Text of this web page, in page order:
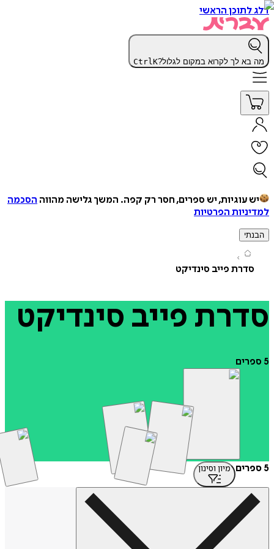
הראשי
לך לקרוא במקום לגלול? CtrlK
עוגיות, יש ספרים, חסר רק קפה. המשך גלישה מהווההסכמה
הפרטיות
פייב סינדיקט
פייבסינדיקט
מיון וסינון